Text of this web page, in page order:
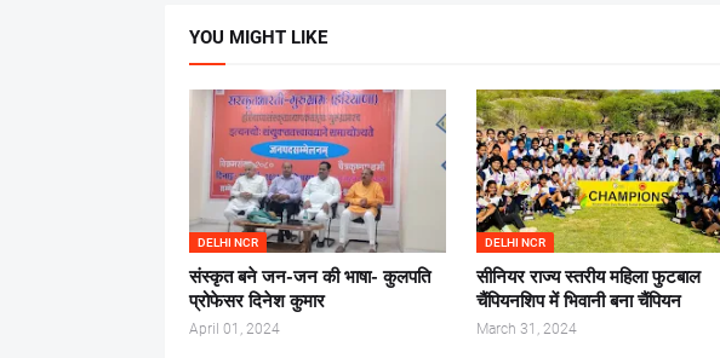
YOU MIGHT LIKE
DELHI NCR
संस्कृत बने जन-जन की भाषा- कुलपति
प्रोफेसर दिनेश कुमार
April 01, 2024
DELHI NCR
सीनियर राज्य स्तरीय महिला फुटबाल
चैंपियनशिप में भिवानी बना चैंपियन
March 31, 2024